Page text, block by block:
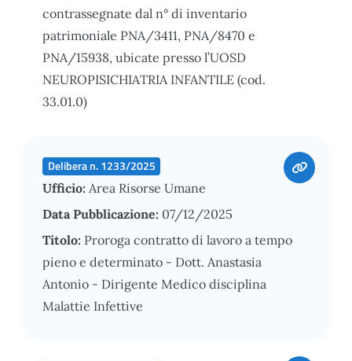
contrassegnate dal n° di inventario
patrimoniale PNA/3411, PNA/8470 e
PNA/15938, ubicate presso l’UOSD
NEUROPISICHIATRIA INFANTILE (cod.
33.01.0)
Delibera n. 1233/2025
Ufficio: Area Risorse Umane
Data Pubblicazione: 07/12/2025
Titolo: Proroga contratto di lavoro a tempo
pieno e determinato - Dott. Anastasia
Antonio - Dirigente Medico disciplina
Malattie Infettive